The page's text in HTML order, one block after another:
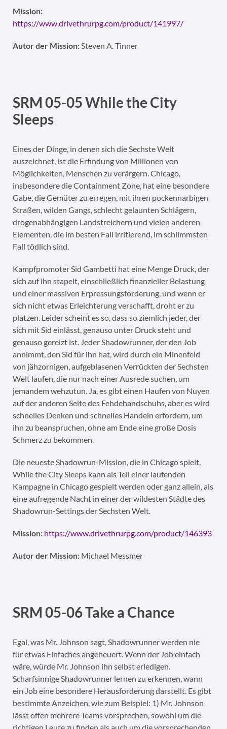
Mission:
https://www.drivethrurpg.com/product/141997/
Autor der Mission:Steven A. Tinner
SRM 05-05 While the City
Sleeps
Eines der Dinge, in denen sich die Sechste Welt
auszeichnet, ist die Erfindung von Millionen von
Möglichkeiten, Menschen zu verärgern. Chicago,
insbesondere die Containment Zone, hat eine besondere
Gabe, die Gemüter zu erregen, mit ihren pockennarbigen
Straßen, wilden Gangs, schlecht gelaunten Schlägern,
drogenabhängigen Landstreichern und vielen anderen
Elementen, die im besten Fall irritierend, im schlimmsten
Fall tödlich sind.
Kampfpromoter Sid Gambetti hat eine Menge Druck, der
sich auf ihn stapelt, einschließlich finanzieller Belastung
und einer massiven Erpressungsforderung, und wenn er
sich nicht etwas Erleichterung verschafft, droht er zu
platzen. Leider scheint es so, dass so ziemlich jeder, der
sich mit Sid einlässt, genauso unter Druck steht und
genauso gereizt ist. Jeder Shadowrunner, der den Job
annimmt, den Sid für ihn hat, wird durch ein Minenfeld
von jähzornigen, aufgeblasenen Verrückten der Sechsten
Welt laufen, die nur nach einer Ausrede suchen, um
jemandem wehzutun. Ja, es gibt einen Haufen von Nuyen
auf der anderen Seite des Fehdehandschuhs, aber es wird
schnelles Denken und schnelles Handeln erfordern, um
ihn zu beanspruchen, ohne am Ende eine große Dosis
Schmerz zu bekommen.
Die neueste Shadowrun-Mission, die in Chicago spielt,
While the City Sleeps kann als Teil einer laufenden
Kampagne in Chicago gespielt werden oder ganz allein, als
eine aufregende Nacht in einer der wildesten Städte des
Shadowrun-Settings der Sechsten Welt.
Mission: https://www.drivethrurpg.com/product/146393
Autor der Mission: Michael Messmer
SRM 05-06 Take a Chance
Egal, was Mr. Johnson sagt, Shadowrunner werden nie
für etwas Einfaches angeheuert. Wenn der Job einfach
wäre, würde Mr. Johnson ihn selbst erledigen.
Scharfsinnige Shadowrunner lernen zu erkennen, wann
ein Job eine besondere Herausforderung darstellt. Es gibt
bestimmte Anzeichen, wie zum Beispiel: 1) Mr. Johnson
lässt offen mehrere Teams vorsprechen, sowohl um die